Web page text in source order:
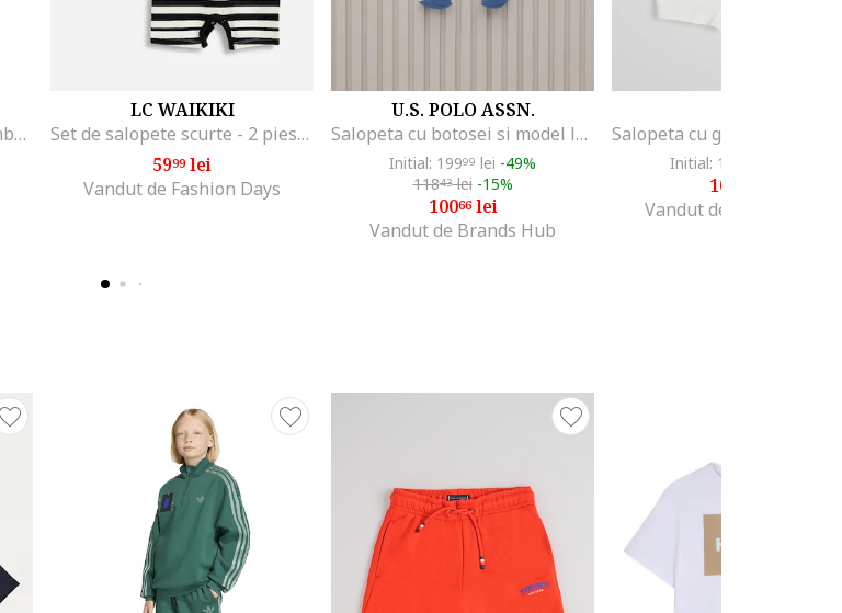
Salopeta cu botosei din bumbac si imprimeu, Albastru prafuit/Grej
LC WAIKIKI
Set de salopete scurte - 2 piese, Multicolor
5999lei
Vandut de Fashion Days
U.S. POLO ASSN.
Salopeta cu botosei si model logo, Alb/Albastru
Initial: 19999 lei -49%
11843lei -15%
10066lei
Vandut de Brands Hub
Initial: 161
109
Vandut de Fashion Days